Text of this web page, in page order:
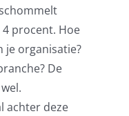
procent. Hoe
je organisatie?
De
achter deze